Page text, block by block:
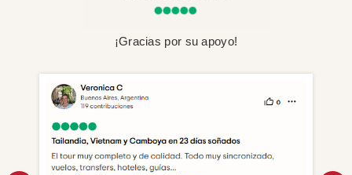
¡Gracias por su apoyo!